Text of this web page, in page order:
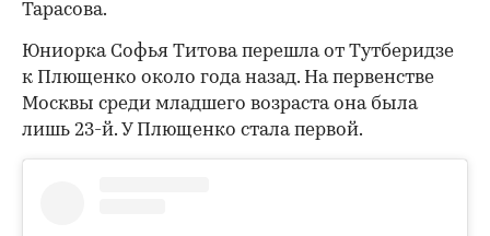
Тарасова.
Юниорка Софья Титова перешла от Тутберидзе
к Плющенко около года назад. На первенстве
Москвы среди младшего возраста она была
лишь 23-й. У Плющенко стала первой.